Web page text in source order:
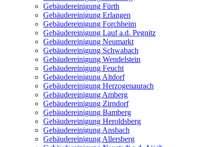
Gebäudereinigung Fürth
Gebäudereinigung Erlangen
Gebäudereinigung Forchheim
Gebäudereinigung Lauf a.d. Pegnitz
Gebäudereinigung Neumarkt
Gebäudereinigung Schwabach
Gebäudereinigung Wendelstein
Gebäudereinigung Feucht
Gebäudereinigung Altdorf
Gebäudereinigung Herzogenaurach
Gebäudereinigung Amberg
Gebäudereinigung Zirndorf
Gebäudereinigung Bamberg
Gebäudereinigung Heroldsberg
Gebäudereinigung Ansbach
Gebäudereinigung Allersberg